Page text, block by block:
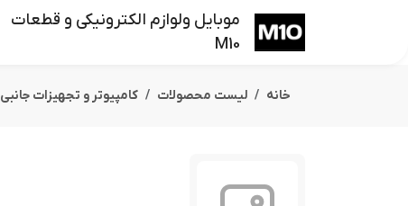
موبایل ولوازم الکترونیکی و قطعات
M10
خانه لیست محصولات کامپیوتر و تجهیزات جانبی